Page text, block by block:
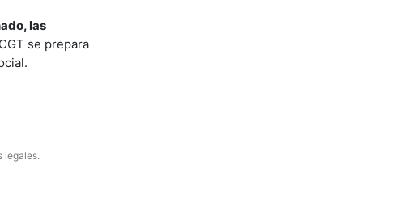
las
se prepara
legales.